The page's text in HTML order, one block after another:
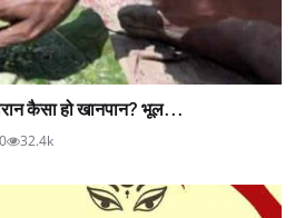
कैसा हो खानपान? भूल...
0 32.4k